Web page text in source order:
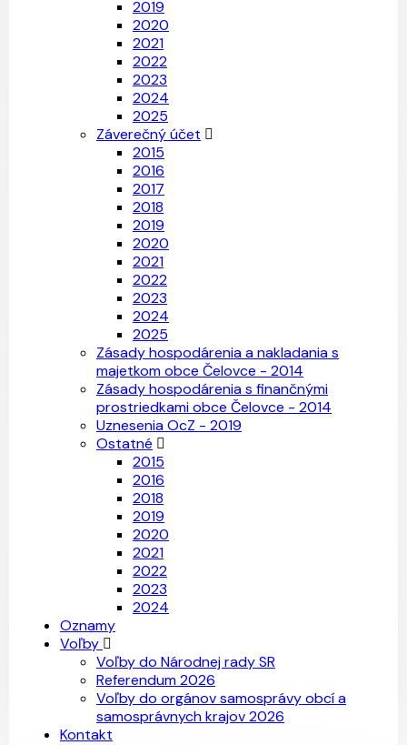
2019
2020
2021
2022
2023
2024
2025
Záverečný účet
2015
2016
2017
2018
2019
2020
2021
2022
2023
2024
2025
Zásady hospodárenia a nakladania s
majetkom obce Čelovce - 2014
Zásady hospodárenia s finančnými
prostriedkami obce Čelovce - 2014
Uznesenia OcZ - 2019
Ostatné
2015
2016
2018
2019
2020
2021
2022
2023
2024
Oznamy
Voľby
Voľby do Národnej rady SR
Referendum 2026
Voľby do orgánov samosprávy obcí a
samosprávnych krajov 2026
Kontakt